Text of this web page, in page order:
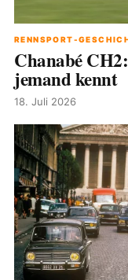
RENNSPORT-
Chanabé
jemand kennt
18. Juli 2026